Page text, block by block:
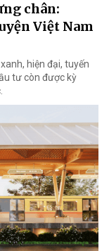
chân:
Việt Nam
hiện đại, tuyến
tư còn được kỳ